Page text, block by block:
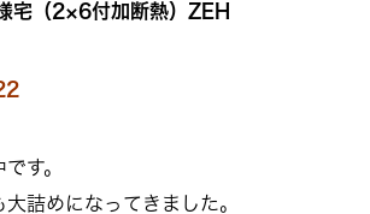
宅（2×6付加断熱）ZEH
す。
詰めになってきました。